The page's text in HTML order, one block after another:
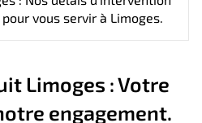
vous servir à Limoges.
Limoges : Votre
engagement.